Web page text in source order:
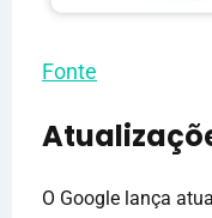
Fonte
O Google lança